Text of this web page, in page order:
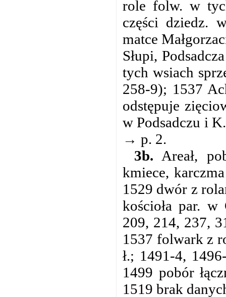
role folw. w
części dziedz.
matce
Słupi,
tych wsiach
258-9); 1537
odstępuje
w Podsadczu i
→ p. 2.
3b. Areał,
kmiece,
1529 dwór z
kościoła par. w
209, 214, 237,
1537 folwark z
ł.; 1491-4,
1499 pobór
1519 brak